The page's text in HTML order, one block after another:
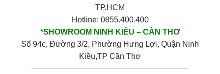
TP.HCM
Hotline: 0855.400.400
*SHOWROOM NINH KIỀU – CẦN THƠ
Số 94c, Đường 3/2, Phường Hưng Lợi, Quận Ninh
Kiều,TP Cần Thơ
————————————————————